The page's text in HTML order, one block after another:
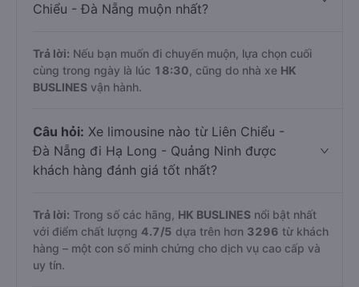
Chiểu - Đà Nẵng muộn nhất?
Trả lời: Nếu bạn muốn đi chuyến muộn, lựa chọn cuối
cùng trong ngày là lúc 18:30 , cũng do nhà xe HK
BUSLINES vận hành.
Câu hỏi: Xe limousine nào từ Liên Chiểu -
Đà Nẵng đi Hạ Long - Quảng Ninh được
khách hàng đánh giá tốt nhất?
Trả lời: Trong số các hãng, HK BUSLINES nổi bật nhất
với điểm chất lượng 4.7/5 dựa trên hơn 3296 từ khách
hàng – một con số minh chứng cho dịch vụ cao cấp và
uy tín.